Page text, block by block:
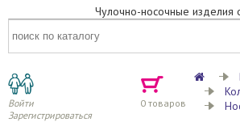
Чулочно-носочные изделия
Войти
Зарегистрироваться
0 товаров